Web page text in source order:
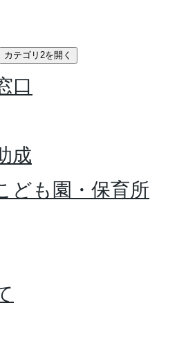
カテゴリ2を開く
口
成
ども園・保育所